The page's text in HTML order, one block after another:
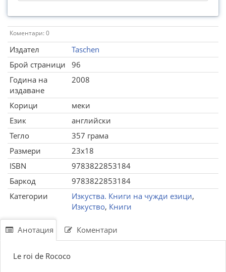
Коментари: 0
Издател
Taschen
Брой страници
96
Година на
издаване
2008
Корици
меки
Език
английски
Тегло
357 грама
Размери
23x18
ISBN
9783822853184
Баркод
9783822853184
Категории
Изкуства. Книги на чужди езици,
Изкуство, Книги
Анотация Коментари
Le roi de Rococo